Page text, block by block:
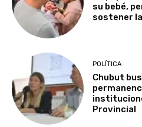
su bebé,
sostener
POLÍTICA
Chubut
Provincial